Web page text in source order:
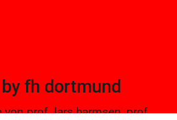
by fh dortmund
von prof. lars harmsen, prof.